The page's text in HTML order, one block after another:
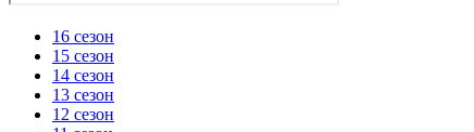
16 сезон
15 сезон
14 сезон
13 сезон
12 сезон